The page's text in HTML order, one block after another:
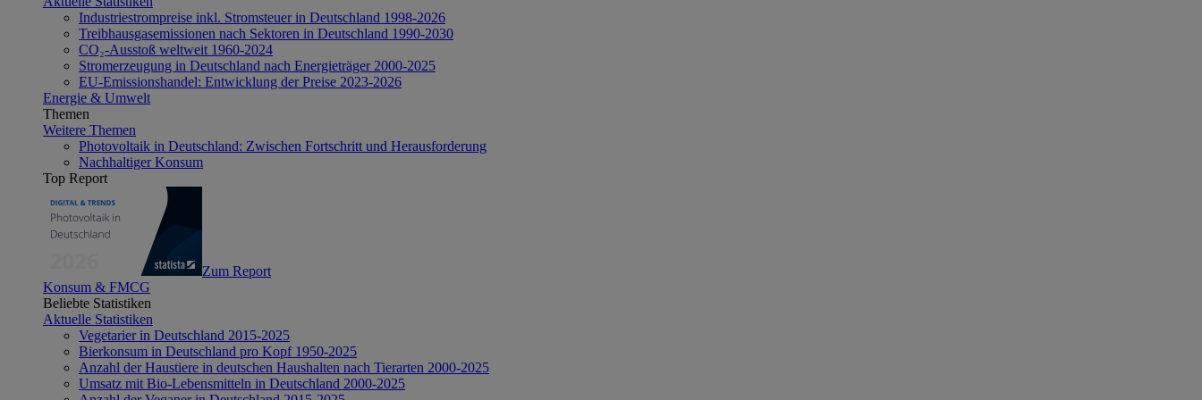
Industriestrompreise inkl. Stromsteuer in Deutschland 1998-2026
Treibhausgasemissionen nach Sektoren in Deutschland 1990-2030
CO₂-Ausstoß weltweit 1960-2024
Stromerzeugung in Deutschland nach Energieträger 2000-2025
EU-Emissionshandel: Entwicklung der Preise 2023-2026
Energie & Umwelt
Themen
Weitere Themen
Photovoltaik in Deutschland: Zwischen Fortschritt und Herausforderung
Nachhaltiger Konsum
Top Report
Zum Report
Konsum & FMCG
Beliebte Statistiken
Aktuelle Statistiken
Vegetarier in Deutschland 2015-2025
Bierkonsum in Deutschland pro Kopf 1950-2025
Anzahl der Haustiere in deutschen Haushalten nach Tierarten 2000-2025
Umsatz mit Bio-Lebensmitteln in Deutschland 2000-2025